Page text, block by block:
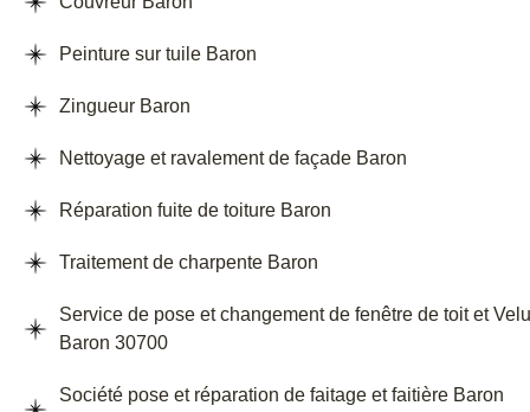
Peinture sur tuile Baron
Zingueur Baron
Nettoyage et ravalement de façade Baron
Réparation fuite de toiture Baron
Traitement de charpente Baron
Service de pose et changement de fenêtre de toit et
Baron 30700
Société pose et réparation de faitage et faitière Baron